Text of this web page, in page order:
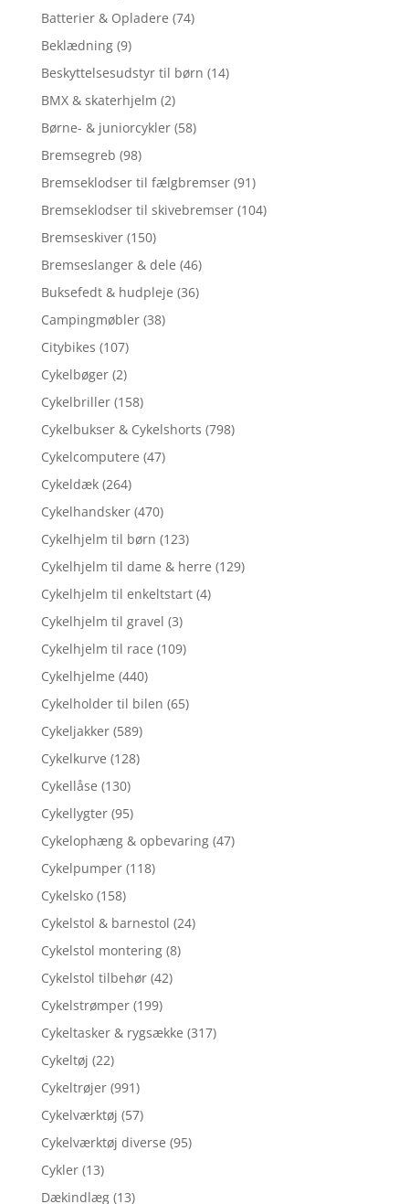
Batterier & Opladere (74)
Beklædning (9)
Beskyttelsesudstyr til børn (14)
BMX & skaterhjelm (2)
Børne- & juniorcykler (58)
Bremsegreb (98)
Bremseklodser til fælgbremser (91)
Bremseklodser til skivebremser (104)
Bremseskiver (150)
Bremseslanger & dele (46)
Buksefedt & hudpleje (36)
Campingmøbler (38)
Citybikes (107)
Cykelbøger (2)
Cykelbriller (158)
Cykelbukser & Cykelshorts (798)
Cykelcomputere (47)
Cykeldæk (264)
Cykelhandsker (470)
Cykelhjelm til børn (123)
Cykelhjelm til dame & herre (129)
Cykelhjelm til enkeltstart (4)
Cykelhjelm til gravel (3)
Cykelhjelm til race (109)
Cykelhjelme (440)
Cykelholder til bilen (65)
Cykeljakker (589)
Cykelkurve (128)
Cykellåse (130)
Cykellygter (95)
Cykelophæng & opbevaring (47)
Cykelpumper (118)
Cykelsko (158)
Cykelstol & barnestol (24)
Cykelstol montering (8)
Cykelstol tilbehør (42)
Cykelstrømper (199)
Cykeltasker & rygsække (317)
Cykeltøj (22)
Cykeltrøjer (991)
Cykelværktøj (57)
Cykelværktøj diverse (95)
Cykler (13)
Dækindlæg (13)